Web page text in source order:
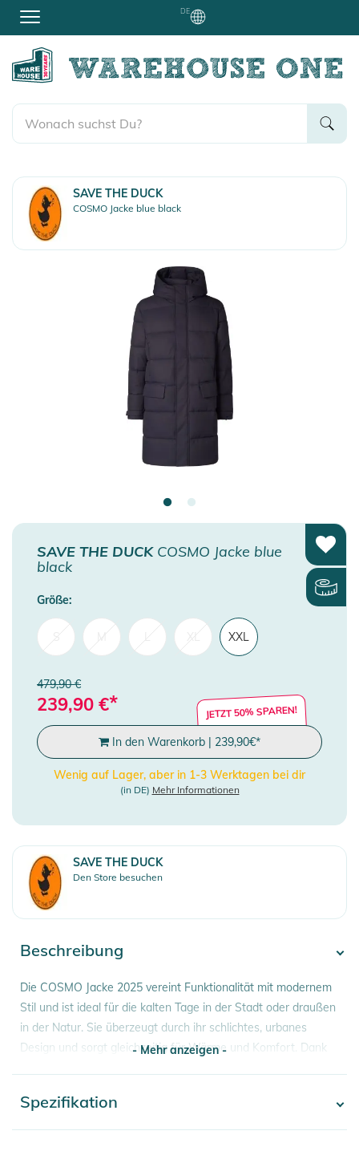
DE
SAVE THE DUCK
COSMO Jacke blue black
SAVE THE DUCKCOSMO Jacke blue
black
Größe:
XXL
479,90 €
239,90 €* JETZT 50% SPAREN!
In den Warenkorb | 239,90€*
Wenig auf Lager, aber in 1-3 Werktagen bei dir
(in DE) Mehr Informationen
SAVE THE DUCK
Den Store besuchen
Beschreibung
Die COSMO Jacke 2025 vereint Funktionalität mit modernem
Stil und ist ideal für die kalten Tage in der Stadt oder draußen
in der Natur. Sie überzeugt durch ihr schlichtes, urbanes
Design und sorgt gleichzeitig für Wärme und Komfort. Dank
Eigenschaften:
- Mehr anzeigen -
Spezifikation